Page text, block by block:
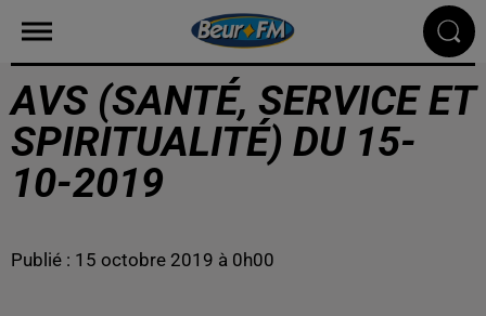
AVS (SANTÉ, SERVICE ET
SPIRITUALITÉ) DU 15-
10-2019
Publié : 15 octobre 2019 à 0h00